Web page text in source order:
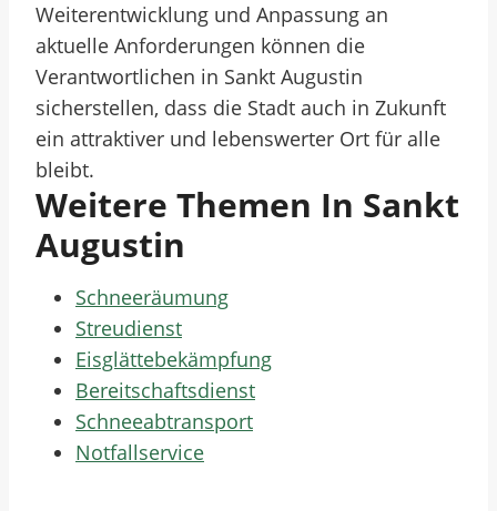
Weiterentwicklung und Anpassung an
aktuelle Anforderungen können die
Verantwortlichen in Sankt Augustin
sicherstellen, dass die Stadt auch in Zukunft
ein attraktiver und lebenswerter Ort für alle
bleibt.
Weitere Themen In Sankt
Augustin
Schneeräumung
Streudienst
Eisglättebekämpfung
Bereitschaftsdienst
Schneeabtransport
Notfallservice